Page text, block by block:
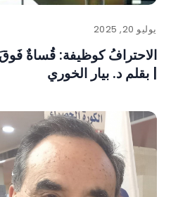
يوليو 20, 2025
الاحترافُ كوظيفة: قُساةٌ
| بقلم د. بيار الخوري